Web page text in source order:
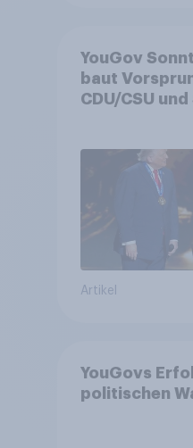
YouGov
baut
CDU/CSU
Fußball-WM
Artikel
YouGovs
politischen